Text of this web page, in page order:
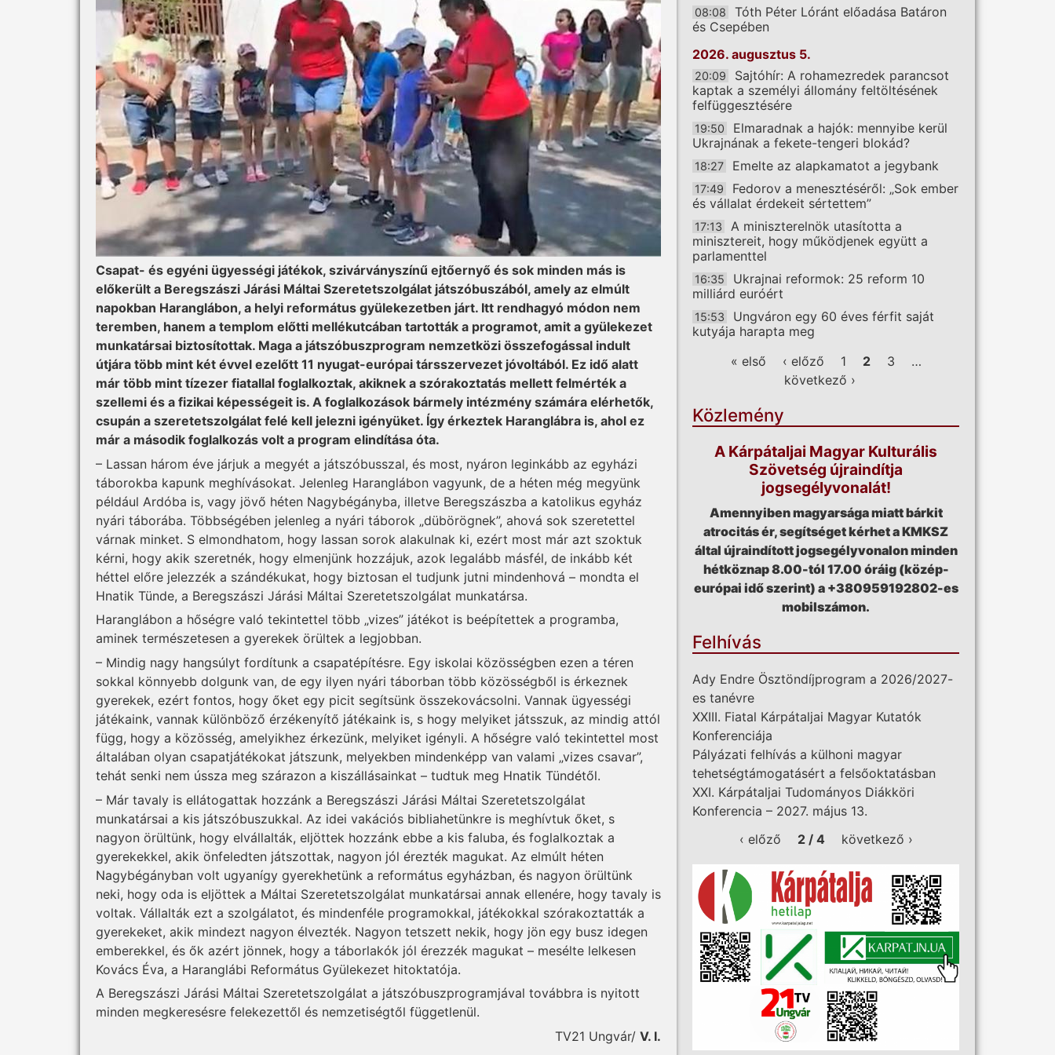
Csapat- és egyéni ügyességi játékok, szivárványszínű ejtőernyő és sok minden más is
előkerült a Beregszászi Járási Máltai Szeretetszolgálat játszóbuszából, amely az elmúlt
napokban Haranglábon, a helyi református gyülekezetben járt. Itt rendhagyó módon nem
teremben, hanem a templom előtti mellékutcában tartották a programot, amit a gyülekezet
munkatársai biztosítottak. Maga a játszóbuszprogram nemzetközi összefogással indult
útjára több mint két évvel ezelőtt 11 nyugat-európai társszervezet jóvoltából. Ez idő alatt
már több mint tízezer fiatallal foglalkoztak, akiknek a szórakoztatás mellett felmérték a
szellemi és a fizikai képességeit is. A foglalkozások bármely intézmény számára elérhetők,
csupán a szeretetszolgálat felé kell jelezni igényüket. Így érkeztek Haranglábra is, ahol ez
már a második foglalkozás volt a program elindítása óta.
– Lassan három éve járjuk a megyét a játszóbusszal, és most, nyáron leginkább az egyházi
táborokba kapunk meghívásokat. Jelenleg Haranglábon vagyunk, de a héten még megyünk
például Ardóba is, vagy jövő héten Nagybégányba, illetve Beregszászba a katolikus egyház
nyári táborába. Többségében jelenleg a nyári táborok „dübörögnek”, ahová sok szeretettel
várnak minket. S elmondhatom, hogy lassan sorok alakulnak ki, ezért most már azt szoktuk
kérni, hogy akik szeretnék, hogy elmenjünk hozzájuk, azok legalább másfél, de inkább két
héttel előre jelezzék a szándékukat, hogy biztosan el tudjunk jutni mindenhová – mondta el
Hnatik Tünde, a Beregszászi Járási Máltai Szeretetszolgálat munkatársa.
Haranglábon a hőségre való tekintettel több „vizes” játékot is beépítettek a programba,
aminek természetesen a gyerekek örültek a legjobban.
– Mindig nagy hangsúlyt fordítunk a csapatépítésre. Egy iskolai közösségben ezen a téren
sokkal könnyebb dolgunk van, de egy ilyen nyári táborban több közösségből is érkeznek
gyerekek, ezért fontos, hogy őket egy picit segítsünk összekovácsolni. Vannak ügyességi
játékaink, vannak különböző érzékenyítő játékaink is, s hogy melyiket játsszuk, az mindig attól
függ, hogy a közösség, amelyikhez érkezünk, melyiket igényli. A hőségre való tekintettel most
általában olyan csapatjátékokat játszunk, melyekben mindenképp van valami „vizes csavar”,
tehát senki nem ússza meg szárazon a kiszállásainkat – tudtuk meg Hnatik Tündétől.
– Már tavaly is ellátogattak hozzánk a Beregszászi Járási Máltai Szeretetszolgálat
munkatársai a kis játszóbuszukkal. Az idei vakációs bibliahetünkre is meghívtuk őket, s
nagyon örültünk, hogy elvállalták, eljöttek hozzánk ebbe a kis faluba, és foglalkoztak a
gyerekekkel, akik önfeledten játszottak, nagyon jól érezték magukat. Az elmúlt héten
Nagybégányban volt ugyanígy gyerekhetünk a református egyházban, és nagyon örültünk
neki, hogy oda is eljöttek a Máltai Szeretetszolgálat munkatársai annak ellenére, hogy tavaly is
voltak. Vállalták ezt a szolgálatot, és mindenféle programokkal, játékokkal szórakoztatták a
gyerekeket, akik mindezt nagyon élvezték. Nagyon tetszett nekik, hogy jön egy busz idegen
emberekkel, és ők azért jönnek, hogy a táborlakók jól érezzék magukat – mesélte lelkesen
Kovács Éva, a Haranglábi Református Gyülekezet hitoktatója.
A Beregszászi Járási Máltai Szeretetszolgálat a játszóbuszprogramjával továbbra is nyitott
minden megkeresésre felekezettől és nemzetiségtől függetlenül.
TV21 Ungvár/ V. I.
08:08
Tóth Péter Lóránt előadása Batáron
és Csepében
2026. augusztus 5.
20:09
Sajtóhír: A rohamezredek parancsot
kaptak a személyi állomány feltöltésének
felfüggesztésére
19:50
Elmaradnak a hajók: mennyibe kerül
Ukrajnának a fekete-tengeri blokád?
18:27 Emelte az alapkamatot a jegybank
17:49
Fedorov a menesztéséről: „Sok ember
és vállalat érdekeit sértettem”
17:13
A miniszterelnök utasította a
minisztereit, hogy működjenek együtt a
parlamenttel
16:35
Ukrajnai reformok: 25 reform 10
milliárd euróért
15:53
Ungváron egy 60 éves férfit saját
kutyája harapta meg
Oldalak
« első ‹ előző 1 2 3
…
következő ›
Közlemény
A Kárpátaljai Magyar Kulturális
Szövetség újraindítja
jogsegélyvonalát!
Amennyiben magyarsága miatt bárkit
atrocitás ér, segítséget kérhet a KMKSZ
által újraindított jogsegélyvonalon minden
hétköznap 8.00-tól 17.00 óráig (közép-
európai idő szerint) a +380959192802-es
mobilszámon.
Felhívás
Ady Endre Ösztöndíjprogram a 2026/2027-
es tanévre
XXIII. Fiatal Kárpátaljai Magyar Kutatók
Konferenciája
Pályázati felhívás a külhoni magyar
tehetségtámogatásért a felsőoktatásban
XXI. Kárpátaljai Tudományos Diákköri
Konferencia – 2027. május 13.
‹ előző
2 / 4 következő ›